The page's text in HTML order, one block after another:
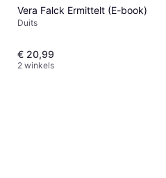
Vera Falck Ermittelt (E-book)
Duits
€ 20,99
2 winkels